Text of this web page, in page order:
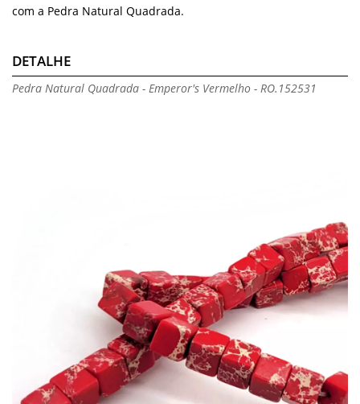
com a Pedra Natural Quadrada.
DETALHE
Pedra Natural Quadrada - Emperor's Vermelho - RO.152531